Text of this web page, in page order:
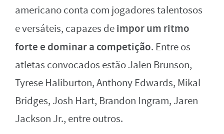
americano conta com jogadores talentosos
e versáteis, capazes deimpor um ritmo
forte e dominar a competição. Entre os
atletas convocados estão Jalen Brunson,
Tyrese Haliburton, Anthony Edwards, Mikal
Bridges, Josh Hart, Brandon Ingram, Jaren
Jackson Jr., entre outros.